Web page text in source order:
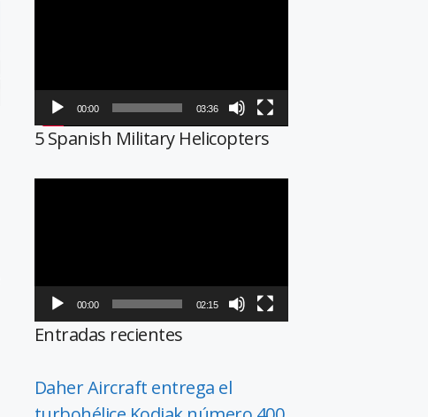
00:00 03:36
5 Spanish Military Helicopters
00:00 02:15
Entradas recientes
Daher Aircraft entrega el